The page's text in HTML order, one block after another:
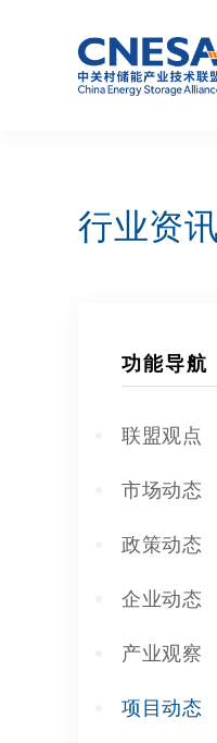
行业资讯
功能导航
联盟观点
市场动态
政策动态
企业动态
产业观察
项目动态